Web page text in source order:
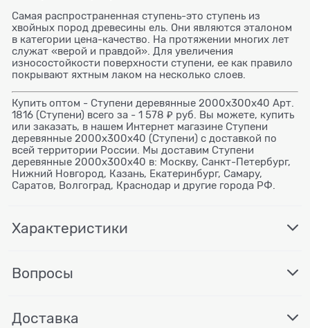
Самая распространенная ступень-это ступень из
хвойных пород древесины ель. Они являются эталоном
в категории цена-качество. На протяжении многих лет
служат «верой и правдой». Для увеличения
износостойкости поверхности ступени, ее как правило
покрывают яхтным лаком на несколько слоев.
Купить оптом - Ступени деревянные 2000x300x40 Арт.
1816 (Ступени) всего за - 1 578 ₽ руб. Вы можете, купить
или заказать, в нашем Интернет магазине Ступени
деревянные 2000x300x40 (Ступени) с доставкой по
всей территории России. Мы доставим Ступени
деревянные 2000x300x40 в: Москву, Санкт-Петербург,
Нижний Новгород, Казань, Екатеринбург, Самару,
Саратов, Волгоград, Краснодар и другие города РФ.
Характеристики
Вопросы
Доставка